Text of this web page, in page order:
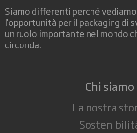
Siamo differenti perché vediamo
l'opportunità per il packaging di
un ruolo importante nel mondo
circonda.
Chi siamo
La nostra